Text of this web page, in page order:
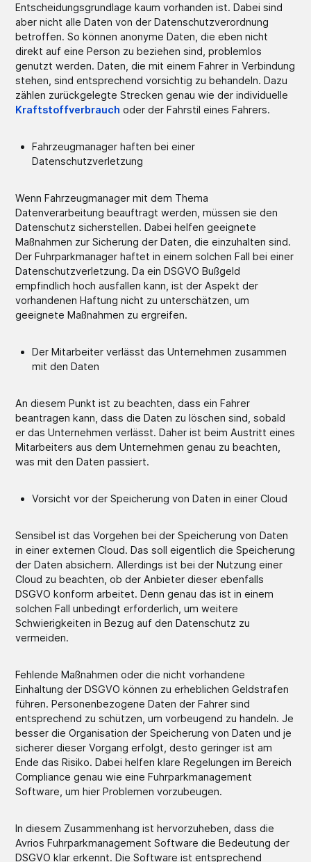
Entscheidungsgrundlage kaum vorhanden ist. Dabei sind
aber nicht alle Daten von der Datenschutzverordnung
betroffen. So können anonyme Daten, die eben nicht
direkt auf eine Person zu beziehen sind, problemlos
genutzt werden. Daten, die mit einem Fahrer in Verbindung
stehen, sind entsprechend vorsichtig zu behandeln. Dazu
zählen zurückgelegte Strecken genau wie der individuelle
Kraftstoffverbrauch oder der Fahrstil eines Fahrers.
Fahrzeugmanager haften bei einer
Datenschutzverletzung
Wenn Fahrzeugmanager mit dem Thema
Datenverarbeitung beauftragt werden, müssen sie den
Datenschutz sicherstellen. Dabei helfen geeignete
Maßnahmen zur Sicherung der Daten, die einzuhalten sind.
Der Fuhrparkmanager haftet in einem solchen Fall bei einer
Datenschutzverletzung. Da ein DSGVO Bußgeld
empfindlich hoch ausfallen kann, ist der Aspekt der
vorhandenen Haftung nicht zu unterschätzen, um
geeignete Maßnahmen zu ergreifen.
Der Mitarbeiter verlässt das Unternehmen zusammen
mit den Daten
An diesem Punkt ist zu beachten, dass ein Fahrer
beantragen kann, dass die Daten zu löschen sind, sobald
er das Unternehmen verlässt. Daher ist beim Austritt eines
Mitarbeiters aus dem Unternehmen genau zu beachten,
was mit den Daten passiert.
Vorsicht vor der Speicherung von Daten in einer Cloud
Sensibel ist das Vorgehen bei der Speicherung von Daten
in einer externen Cloud. Das soll eigentlich die Speicherung
der Daten absichern. Allerdings ist bei der Nutzung einer
Cloud zu beachten, ob der Anbieter dieser ebenfalls
DSGVO konform arbeitet. Denn genau das ist in einem
solchen Fall unbedingt erforderlich, um weitere
Schwierigkeiten in Bezug auf den Datenschutz zu
vermeiden.
Fehlende Maßnahmen oder die nicht vorhandene
Einhaltung der DSGVO können zu erheblichen Geldstrafen
führen. Personenbezogene Daten der Fahrer sind
entsprechend zu schützen, um vorbeugend zu handeln. Je
besser die Organisation der Speicherung von Daten und je
sicherer dieser Vorgang erfolgt, desto geringer ist am
Ende das Risiko. Dabei helfen klare Regelungen im Bereich
Compliance genau wie eine Fuhrparkmanagement
Software, um hier Problemen vorzubeugen.
In diesem Zusammenhang ist hervorzuheben, dass die
Avrios Fuhrparkmanagement Software die Bedeutung der
DSGVO klar erkennt. Die Software ist entsprechend